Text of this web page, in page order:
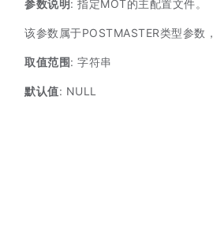
参数说明: 指定MOT的主配置文件。
该参数属于POSTMASTER类型参数
取值范围: 字符串
默认值: NULL